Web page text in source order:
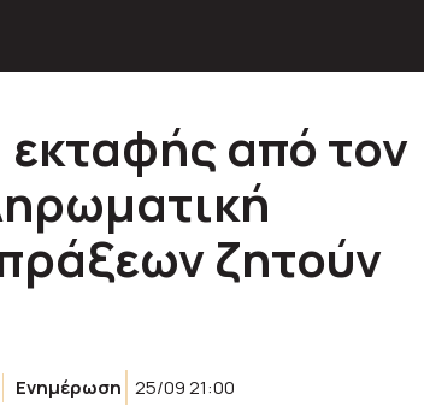
από τον
ζητούν
Ενημέρωση 25/09 21:00